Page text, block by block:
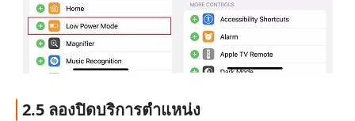
2.5 ลองปิดบริการตำแหน่ง